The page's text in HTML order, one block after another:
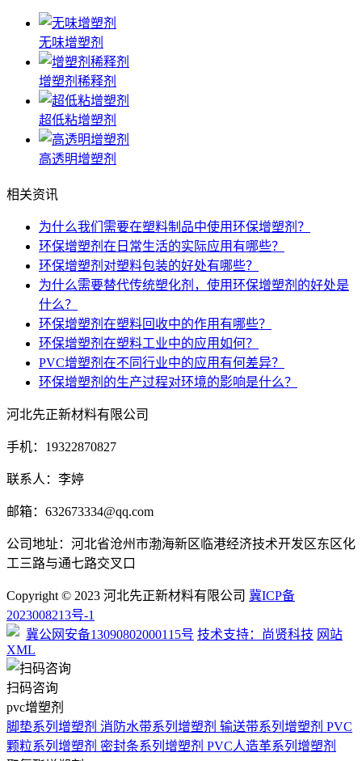
无味增塑剂
增塑剂稀释剂
超低粘增塑剂
高透明增塑剂
相关资讯
为什么我们需要在塑料制品中使用环保增塑剂？
环保增塑剂在日常生活的实际应用有哪些？
环保增塑剂对塑料包装的好处有哪些？
为什么需要替代传统塑化剂，使用环保增塑剂的好处是
什么？
环保增塑剂在塑料回收中的作用有哪些？
环保增塑剂在塑料工业中的应用如何？
PVC增塑剂在不同行业中的应用有何差异？
环保增塑剂的生产过程对环境的影响是什么？
河北先正新材料有限公司
手机： 19322870827
联系人：李婷
邮箱：632673334@qq.com
公司地址：河北省沧州市渤海新区临港经济技术开发区东区化
工三路与通七路交叉口
Copyright © 2023 河北先正新材料有限公司 冀ICP备
2023008213号-1
冀公网安备13090802000115号 技术支持：尚贤科技 网站
XML
扫码咨询
pvc增塑剂
脚垫系列增塑剂 消防水带系列增塑剂 输送带系列增塑剂 PVC
颗粒系列增塑剂 密封条系列增塑剂 PVC人造革系列增塑剂